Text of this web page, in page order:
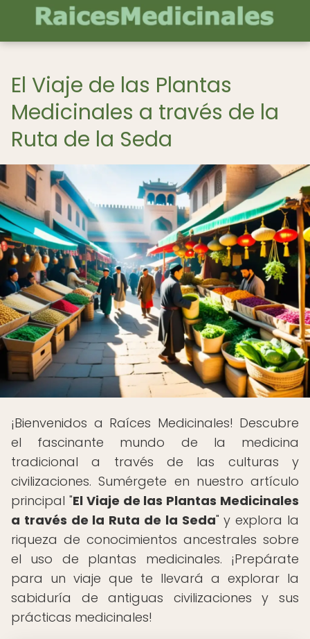
El Viaje de las Plantas
Medicinales a través de la
Ruta de la Seda
¡Bienvenidos a Raíces Medicinales! Descubre
el fascinante mundo de la medicina
tradicional a través de las culturas y
civilizaciones. Sumérgete en nuestro artículo
principal "El Viaje de las Plantas Medicinales
a través de la Ruta de la Seda" y explora la
riqueza de conocimientos ancestrales sobre
el uso de plantas medicinales. ¡Prepárate
para un viaje que te llevará a explorar la
sabiduría de antiguas civilizaciones y sus
prácticas medicinales!